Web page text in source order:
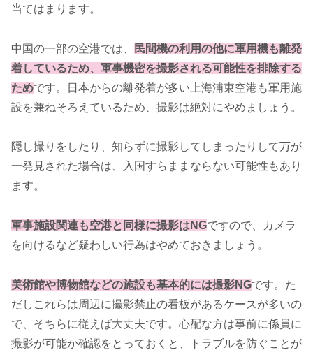
当てはまります。
中国の一部の空港では、
民間機の利用の他に軍用機も離発
着しているため、軍事機密を撮影される可能性を排除する
ためです。日本からの離発着が多い上海浦東空港も軍用施
設を兼ねそろえているため、撮影は絶対にやめましょう。
隠し撮りをしたり、知らずに撮影してしまったりして万が
一発見された場合は、入国すらままならない可能性もあり
ます。
軍事施設関連も空港と同様に撮影はNGですので、カメラ
を向けるなど疑わしい行為はやめておきましょう。
美術館や博物館などの施設も基本的には撮影NGです。た
だしこれらは周辺に撮影禁止の看板があるケースが多いの
で、そちらに従えば大丈夫です。心配な方は事前に係員に
撮影が可能か確認をとっておくと、トラブルを防ぐことが